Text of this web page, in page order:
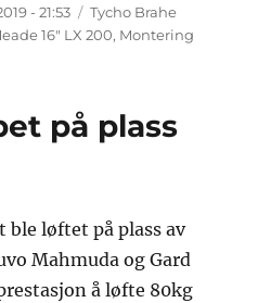
- 21:53 Kategorier
Tycho Brahe
16" LX 200, Montering
på plass
ble løftet på plass av
Mahmuda og Gard
å løfte 80kg